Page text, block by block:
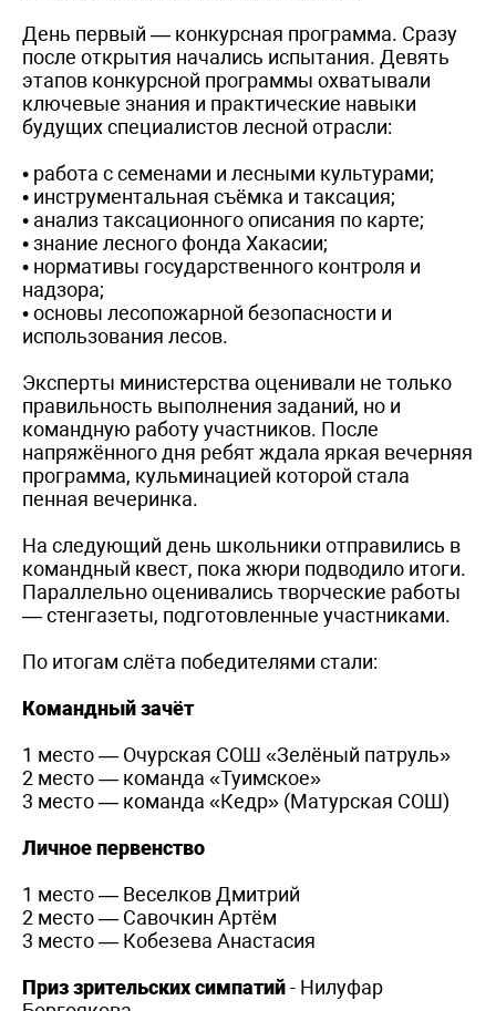
День первый — конкурсная программа. Сразу
после открытия начались испытания. Девять
этапов конкурсной программы охватывали
ключевые знания и практические навыки
будущих специалистов лесной отрасли:
• работа с семенами и лесными культурами;
• инструментальная съёмка и таксация;
• анализ таксационного описания по карте;
• знание лесного фонда Хакасии;
• нормативы государственного контроля и
надзора;
• основы лесопожарной безопасности и
использования лесов.
Эксперты министерства оценивали не только
правильность выполнения заданий, но и
командную работу участников. После
напряжённого дня ребят ждала яркая вечерняя
программа, кульминацией которой стала
пенная вечеринка.
На следующий день школьники отправились в
командный квест, пока жюри подводило итоги.
Параллельно оценивались творческие работы
— стенгазеты, подготовленные участниками.
По итогам слёта победителями стали:
Командный зачёт
1 место — Очурская СОШ «Зелёный патруль»
2 место — команда «Туимское»
3 место — команда «Кедр» (Матурская СОШ)
Личное первенство
1 место — Веселков Дмитрий
2 место — Савочкин Артём
3 место — Кобезева Анастасия
Приз зрительских симпатий- Нилуфар